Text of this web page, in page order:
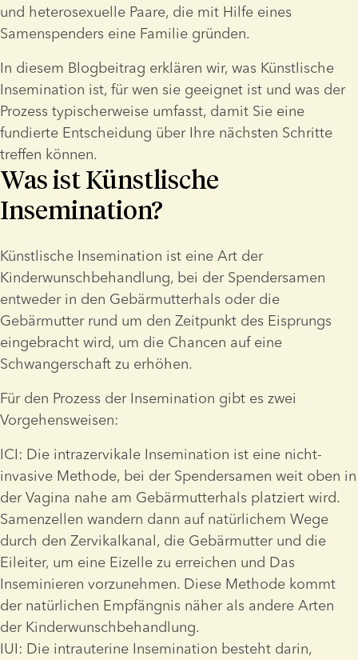
und heterosexuelle Paare, die mit Hilfe eines
Samenspenders eine Familie gründen.
In diesem Blogbeitrag erklären wir, was Künstlische
Insemination ist, für wen sie geeignet ist und was der
Prozess typischerweise umfasst, damit Sie eine
fundierte Entscheidung über Ihre nächsten Schritte
treffen können.
Was ist Künstlische
Insemination?
Künstlische Insemination ist eine Art der
Kinderwunschbehandlung, bei der Spendersamen
entweder in den Gebärmutterhals oder die
Gebärmutter rund um den Zeitpunkt des Eisprungs
eingebracht wird, um die Chancen auf eine
Schwangerschaft zu erhöhen.
Für den Prozess der Insemination gibt es zwei
Vorgehensweisen:
ICI: Die intrazervikale Insemination ist eine nicht-
invasive Methode, bei der Spendersamen weit oben in
der Vagina nahe am Gebärmutterhals platziert wird.
Samenzellen wandern dann auf natürlichem Wege
durch den Zervikalkanal, die Gebärmutter und die
Eileiter, um eine Eizelle zu erreichen und Das
Inseminieren vorzunehmen. Diese Methode kommt
der natürlichen Empfängnis näher als andere Arten
der Kinderwunschbehandlung.
IUI: Die intrauterine Insemination besteht darin,